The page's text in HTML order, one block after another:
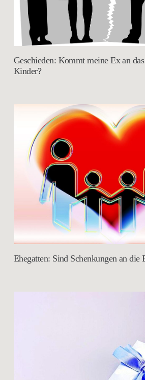
Geschieden: Kommt meine Ex an
Kinder?
Ehegatten: Sind Schenkungen an die